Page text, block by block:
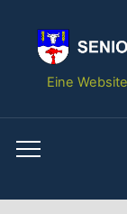
Eine
Toggle
menu